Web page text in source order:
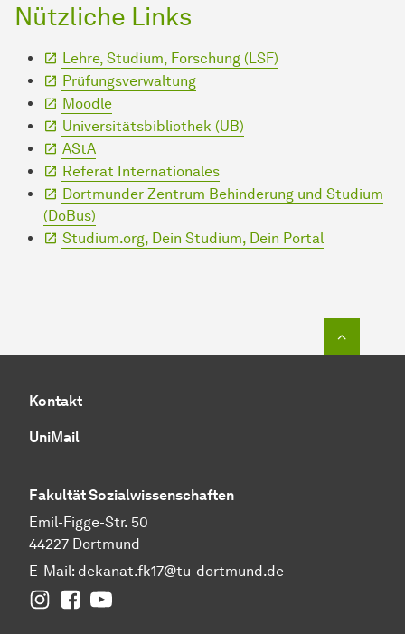
Nützliche Links
Lehre, Studium, Forschung (LSF)
Prüfungsverwaltung
Moodle
Universitätsbibliothek (UB)
AStA
Referat Internationales
Dortmunder Zentrum Behinderung und Studium
(DoBus)
Studium.org, Dein Studium, Dein Portal
Kontakt
UniMail
FakultätSozial­wissen­schaften
Emil-Figge-Str. 50
44227 Dortmund
E-Mail: dekanat.fk17@tu-dortmund.de
InstagramFacebook
YouTube